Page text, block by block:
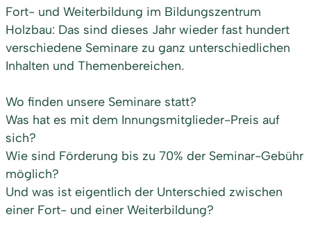
Fort- und Weiterbildung im Bildungszentrum
Holzbau: Das sind dieses Jahr wieder fast hundert
verschiedene Seminare zu ganz unterschiedlichen
Inhalten und Themenbereichen.
Wo finden unsere Seminare statt?
Was hat es mit dem Innungsmitglieder-Preis auf
sich?
Wie sind Förderung bis zu 70% der Seminar-Gebühr
möglich?
Und was ist eigentlich der Unterschied zwischen
einer Fort- und einer Weiterbildung?